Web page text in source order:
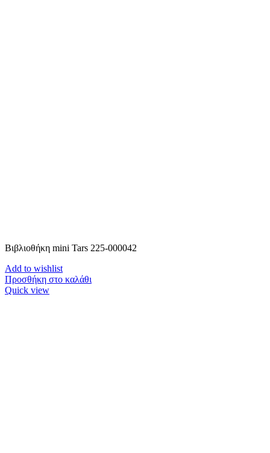
Βιβλιοθήκη mini Tars 225-000042
Add to wishlist
Προσθήκη στο καλάθι
Quick view